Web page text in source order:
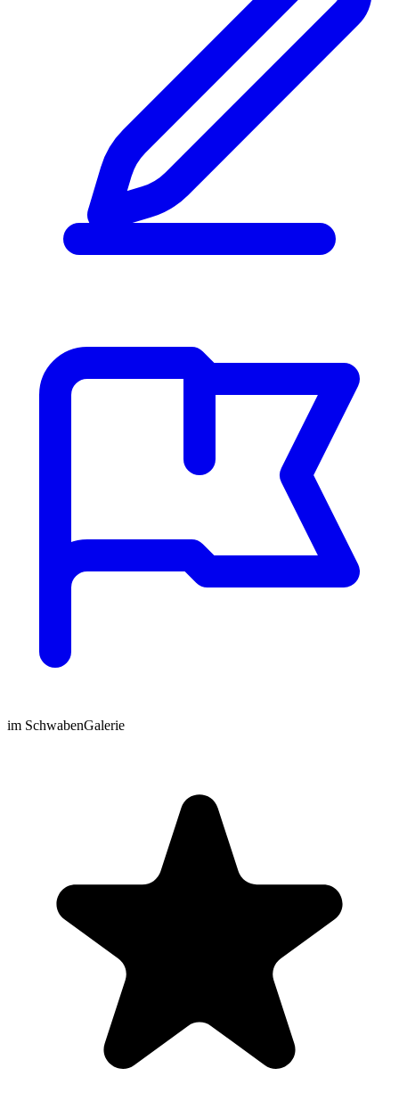
im SchwabenGalerie